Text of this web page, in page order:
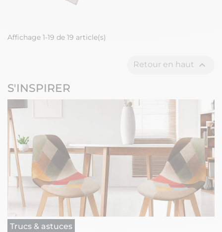
Affichage 1-19 de 19 article(s)
Retour en haut 
S'INSPIRER
Trucs & astuces